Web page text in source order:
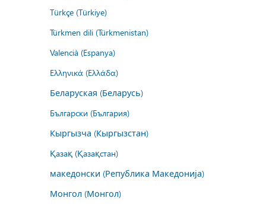
Türkçe (Türkiye)
Türkmen dili (Türkmenistan)
Valencià (Espanya)
Ελληνικά (Ελλάδα)
Беларуская (Беларусь)
Български (България)
Кыргызча (Кыргызстан)
Қазақ (Қазақстан)
македонски (Република Македонија)
Монгол (Монгол)